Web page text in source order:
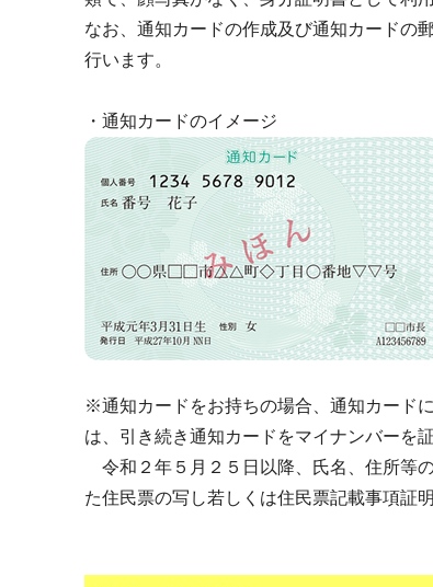
なお、通知カードの作成及び通知カードの
行います。
・通知カードのイメージ
※通知カードをお持ちの場合、通知カード
は、引き続き通知カードをマイナンバーを
令和２年５月２５日以降、氏名、住所等
た住民票の写し若しくは住民票記載事項証